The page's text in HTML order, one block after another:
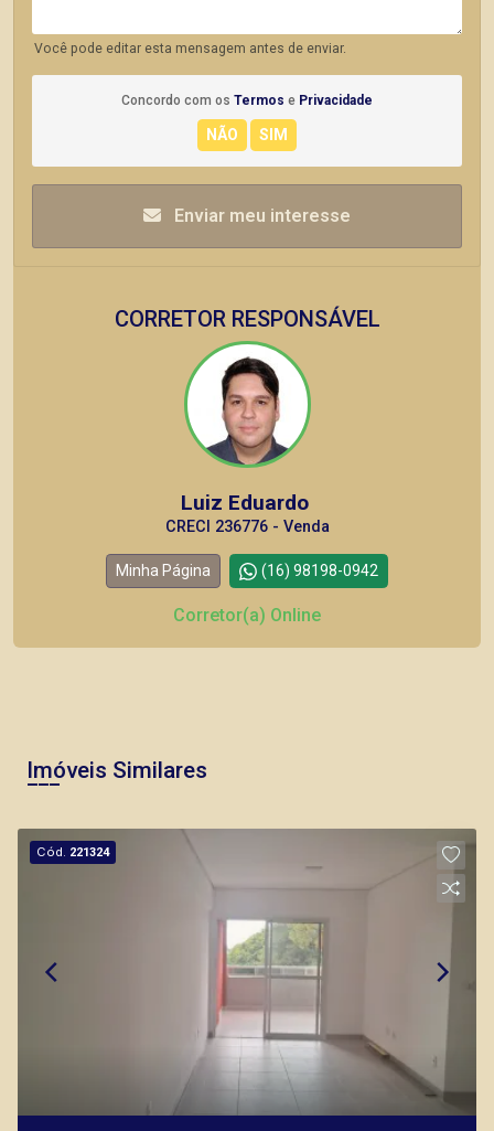
Você pode editar esta mensagem antes de enviar.
Concordo com os Termos e Privacidade
Enviar meu interesse
CORRETOR RESPONSÁVEL
Luiz Eduardo
CRECI 236776 - Venda
Minha Página (16) 98198-0942
Corretor(a) Online
Imóveis Similares
Cód. 221324